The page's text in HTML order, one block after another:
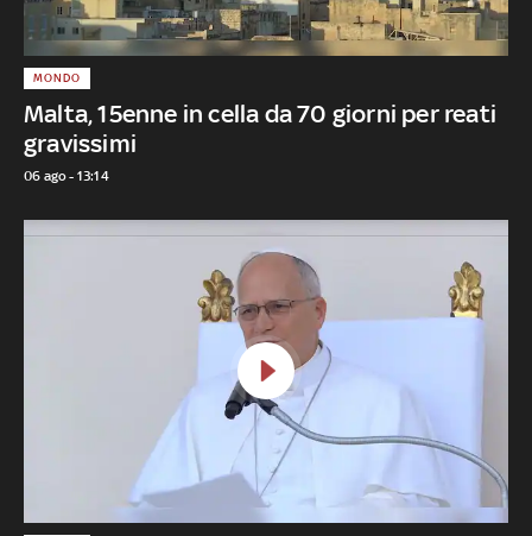
Malta, 15enne in cella da 70 giorni per reati
gravissimi
MONDO
06 ago - 13:14